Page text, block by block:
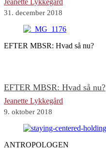
31. december 2018
EFTER MBSR: Hvad så nu?
EFTER MBSR: Hvad så nu?
Jeanette Lykkegård
9. oktober 2018
ANTROPOLOGEN